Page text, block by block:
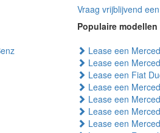
Vraag vrijblijvend
Populaire modellen
Lease een
Lease een
Lease een Fiat
Lease een
Lease een
Lease een
Lease een